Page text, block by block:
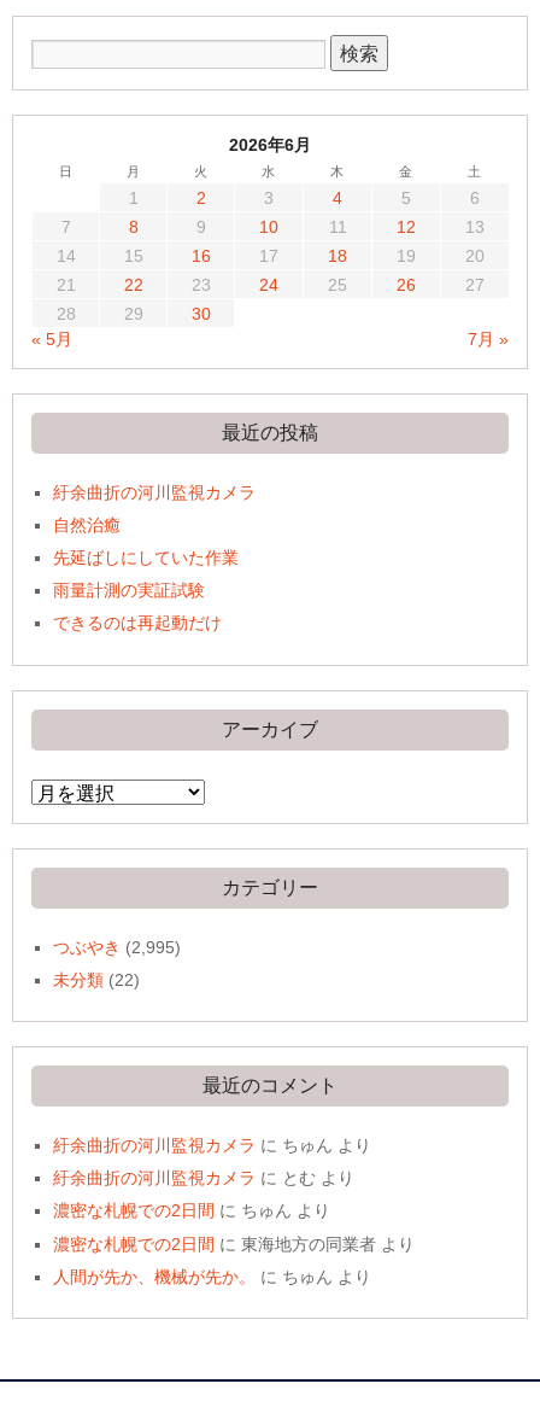
2026年6月
日 月 火 水 木 金 土
1 2 3 4 5
6
7
8 9 10 11 12
13
14
15 16 17 18 19
20
21
22 23 24 25 26
27
28
29
30
« 5月
7月 »
最近の投稿
紆余曲折の河川監視カメラ
自然治癒
先延ばしにしていた作業
雨量計測の実証試験
できるのは再起動だけ
アーカイブ
ア
ー
イ
ブ
カテゴリー
つぶやき (2,995)
未分類 (22)
最近のコメント
紆余曲折の河川監視カメラ に ちゅん より
紆余曲折の河川監視カメラ に とむ より
濃密な札幌での2日間 に ちゅん より
濃密な札幌での2日間 に東海地方の同業者 より
人間が先か、機械が先か。
に ちゅん より